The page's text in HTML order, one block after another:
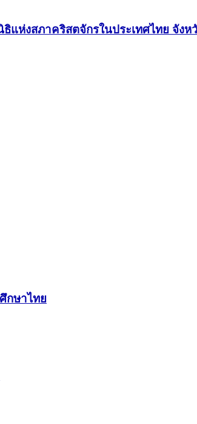
แห่งสภาคริสตจักรในประเทศไทย จัง
กษาไทย